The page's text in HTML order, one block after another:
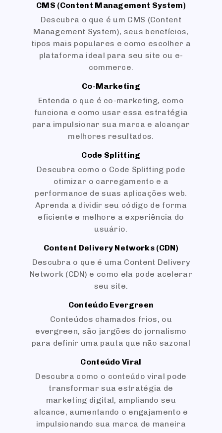
CMS (Content Management System)
Descubra o que é um CMS (Content
Management System), seus benefícios,
tipos mais populares e como escolher a
plataforma ideal para seu site ou e-
commerce.
Co-Marketing
Entenda o que é co-marketing, como
funciona e como usar essa estratégia
para impulsionar sua marca e alcançar
melhores resultados.
Code Splitting
Descubra como o Code Splitting pode
otimizar o carregamento e a
performance de suas aplicações web.
Aprenda a dividir seu código de forma
eficiente e melhore a experiência do
usuário.
Content Delivery Networks (CDN)
Descubra o que é uma Content Delivery
Network (CDN) e como ela pode acelerar
seu site.
Conteúdo Evergreen
Conteúdos chamados frios, ou
evergreen, são jargões do jornalismo
para definir uma pauta que não sazonal
Conteúdo Viral
Descubra como o conteúdo viral pode
transformar sua estratégia de
marketing digital, ampliando seu
alcance, aumentando o engajamento e
impulsionando sua marca de maneira